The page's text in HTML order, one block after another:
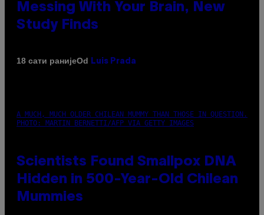
Messing With Your Brain, New
Study Finds
18 сати ранијеOd Luis Prada
A MUCH, MUCH OLDER CHILEAN MUMMY THAN THOSE IN QUESTION.
PHOTO: MARTIN BERNETTI/AFP VIA GETTY IMAGES
Scientists Found Smallpox DNA
Hidden in 500-Year-Old Chilean
Mummies